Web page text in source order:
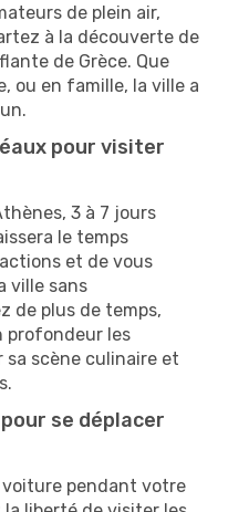
de plein air,
à la découverte de
de Grèce. Que
ou en famille, la ville a
pour visiter
3 à 7 jours
le temps
et de vous
ville sans
de plus de temps,
profondeur les
sa scène culinaire et
se déplacer
voiture pendant votre